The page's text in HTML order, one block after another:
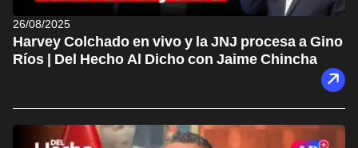
26/08/2025
Harvey Colchado en vivo y la JNJ procesa a Gino
Ríos | Del Hecho Al Dicho con Jaime Chincha